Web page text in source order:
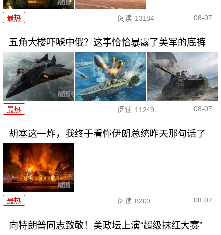
最热 阅读 13184 08-07
五角大楼吓唬中俄？这事恰恰暴露了美军的底裤
最热 阅读 11249 08-07
胡塞这一炸，我终于看懂伊朗总统昨天那句话了
最热 阅读 8209 08-07
向特朗普同志致敬！美政坛上演“超级抹红大赛”